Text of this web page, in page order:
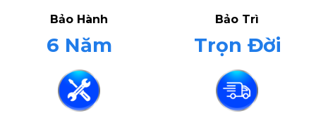
Bảo Hành
6 Năm
Bảo Trì
Trọn Đời